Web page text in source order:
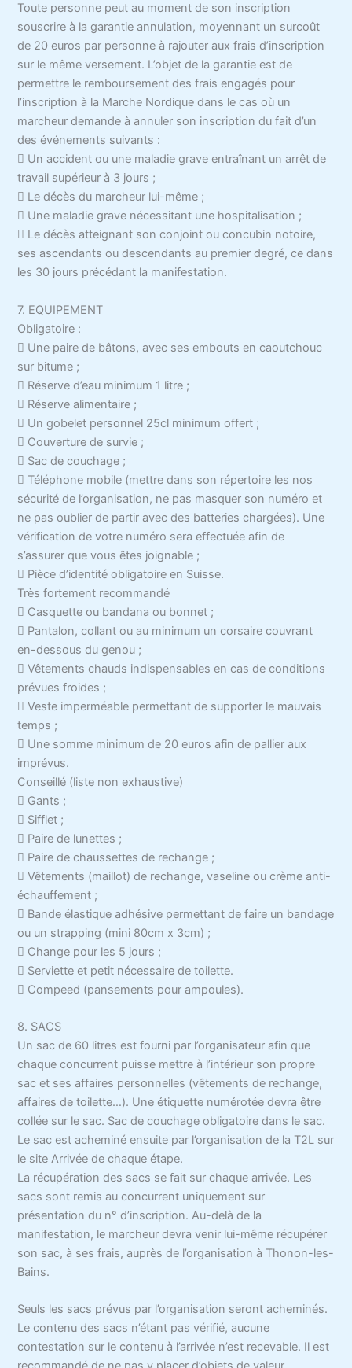
Toute personne peut au moment de son inscription
souscrire à la garantie annulation, moyennant un surcoût
de 20 euros par personne à rajouter aux frais d’inscription
sur le même versement. L’objet de la garantie est de
permettre le remboursement des frais engagés pour
l’inscription à la Marche Nordique dans le cas où un
marcheur demande à annuler son inscription du fait d’un
des événements suivants :
 Un accident ou une maladie grave entraînant un arrêt de
travail supérieur à 3 jours ;
 Le décès du marcheur lui-même ;
 Une maladie grave nécessitant une hospitalisation ;
 Le décès atteignant son conjoint ou concubin notoire,
ses ascendants ou descendants au premier degré, ce dans
les 30 jours précédant la manifestation.
7. EQUIPEMENT
Obligatoire :
 Une paire de bâtons, avec ses embouts en caoutchouc
sur bitume ;
 Réserve d’eau minimum 1 litre ;
 Réserve alimentaire ;
 Un gobelet personnel 25cl minimum offert ;
 Couverture de survie ;
 Sac de couchage ;
 Téléphone mobile (mettre dans son répertoire les nos
sécurité de l’organisation, ne pas masquer son numéro et
ne pas oublier de partir avec des batteries chargées). Une
vérification de votre numéro sera effectuée afin de
s’assurer que vous êtes joignable ;
 Pièce d’identité obligatoire en Suisse.
Très fortement recommandé
 Casquette ou bandana ou bonnet ;
 Pantalon, collant ou au minimum un corsaire couvrant
en-dessous du genou ;
 Vêtements chauds indispensables en cas de conditions
prévues froides ;
 Veste imperméable permettant de supporter le mauvais
temps ;
 Une somme minimum de 20 euros afin de pallier aux
imprévus.
Conseillé (liste non exhaustive)
 Gants ;
 Sifflet ;
 Paire de lunettes ;
 Paire de chaussettes de rechange ;
 Vêtements (maillot) de rechange, vaseline ou crème anti-
échauffement ;
 Bande élastique adhésive permettant de faire un bandage
ou un strapping (mini 80cm x 3cm) ;
 Change pour les 5 jours ;
 Serviette et petit nécessaire de toilette.
 Compeed (pansements pour ampoules).
8. SACS
Un sac de 60 litres est fourni par l’organisateur afin que
chaque concurrent puisse mettre à l’intérieur son propre
sac et ses affaires personnelles (vêtements de rechange,
affaires de toilette…). Une étiquette numérotée devra être
collée sur le sac. Sac de couchage obligatoire dans le sac.
Le sac est acheminé ensuite par l’organisation de la T2L sur
le site Arrivée de chaque étape.
La récupération des sacs se fait sur chaque arrivée. Les
sacs sont remis au concurrent uniquement sur
présentation du n° d’inscription. Au-delà de la
manifestation, le marcheur devra venir lui-même récupérer
son sac, à ses frais, auprès de l’organisation à Thonon-les-
Bains.
Seuls les sacs prévus par l’organisation seront acheminés.
Le contenu des sacs n’étant pas vérifié, aucune
contestation sur le contenu à l’arrivée n’est recevable. Il est